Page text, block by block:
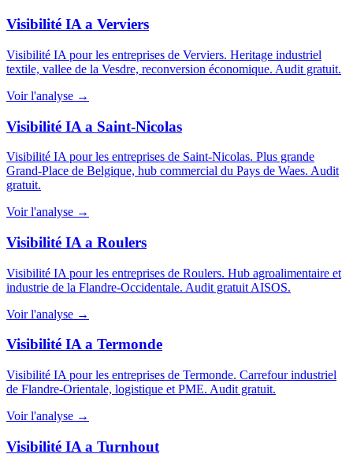
Visibilité IA a Verviers
Visibilité IA pour les entreprises de Verviers. Heritage industriel
textile, vallee de la Vesdre, reconversion économique. Audit gratuit.
Voir l'analyse →
Visibilité IA a Saint-Nicolas
Visibilité IA pour les entreprises de Saint-Nicolas. Plus grande
Grand-Place de Belgique, hub commercial du Pays de Waes. Audit
gratuit.
Voir l'analyse →
Visibilité IA a Roulers
Visibilité IA pour les entreprises de Roulers. Hub agroalimentaire et
industrie de la Flandre-Occidentale. Audit gratuit AISOS.
Voir l'analyse →
Visibilité IA a Termonde
Visibilité IA pour les entreprises de Termonde. Carrefour industriel
de Flandre-Orientale, logistique et PME. Audit gratuit.
Voir l'analyse →
Visibilité IA a Turnhout